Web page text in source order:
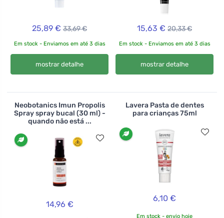
25,89 € 33,69 €
Em stock - Enviamos em até 3 dias
mostrar detalhe
15,63 € 20,33 €
Em stock - Enviamos em até 3 dias
mostrar detalhe
Neobotanics Imun Propolis
Spray spray bucal (30 ml) -
quando não está ...
14,96 €
Lavera Pasta de dentes
para crianças 75ml
6,10 €
Em stock - envio hoje